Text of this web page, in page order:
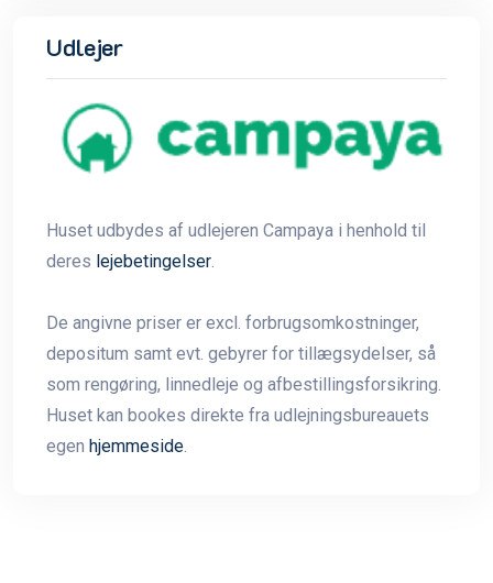
Udlejer
Huset udbydes af udlejeren Campaya i henhold til
deres lejebetingelser
De angivne priser er excl. forbrugsomkostninger,
depositum samt evt. gebyrer for tillægsydelser, så
som rengøring, linnedleje og afbestillingsforsikring.
Huset kan bookes direkte fra udlejningsbureauets
egen hjemmeside